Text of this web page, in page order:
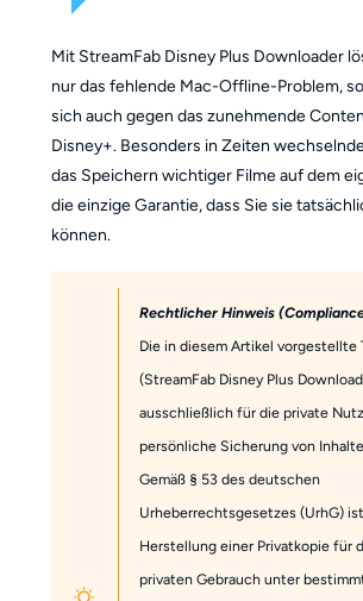
Mit StreamFab Disney Plus Downloader
nur das fehlende Mac-Offline-Problem,
sich auch gegen das zunehmende
Disney+. Besonders in Zeiten
das Speichern wichtiger Filme auf dem
die einzige Garantie, dass Sie sie
können.
Rechtlicher Hinweis
Die in diesem Artikel vorgestellte
(StreamFab Disney Plus
ausschließlich für die private
persönliche Sicherung von
Gemäß § 53 des deutschen
Urheberrechtsgesetzes (UrhG)
Herstellung einer Privatkopie für
privaten Gebrauch unter